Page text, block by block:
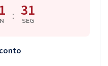
: 30
SEG